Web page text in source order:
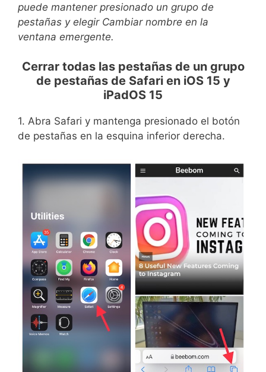
puede mantener presionado un grupo de
pestañas y elegir Cambiar nombre en la
ventana emergente.
Cerrar todas las pestañas de un grupo
de pestañas de Safari en iOS 15 y
iPadOS 15
1. Abra Safari y mantenga presionado el botón
de pestañas en la esquina inferior derecha.